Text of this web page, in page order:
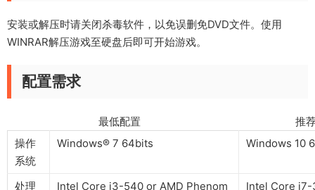
安装或解压时请关闭杀毒软件，以免误删免DVD文件。使用
WINRAR解压游戏至硬盘后即可开始游戏。
配置需求
最低配置 推荐配
操作
系统
Windows® 7 64bits Windows 10
处理
Intel Core i3-540 or AMD Phenom
Intel Core i7-